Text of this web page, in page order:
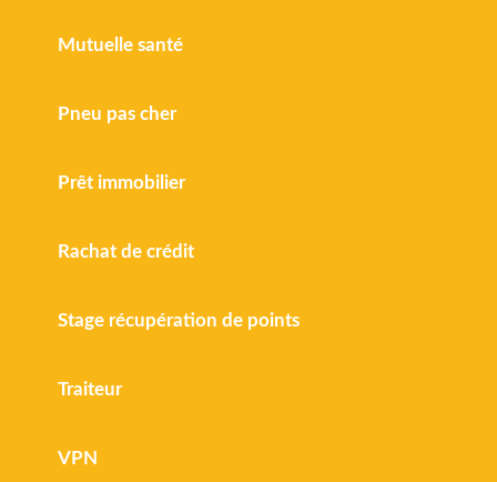
Mutuelle santé
Pneu pas cher
Prêt immobilier
Rachat de crédit
Stage récupération de points
Traiteur
VPN